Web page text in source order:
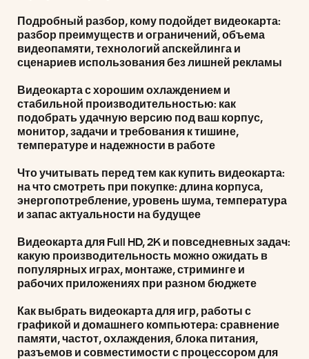
Подробный разбор, кому подойдет видеокарта:
разбор преимуществ и ограничений, объема
видеопамяти, технологий апскейлинга и
сценариев использования без лишней рекламы
Видеокарта с хорошим охлаждением и
стабильной производительностью: как
подобрать удачную версию под ваш корпус,
монитор, задачи и требования к тишине,
температуре и надежности в работе
Что учитывать перед тем как купить видеокарта:
на что смотреть при покупке: длина корпуса,
энергопотребление, уровень шума, температура
и запас актуальности на будущее
Видеокарта для Full HD, 2K и повседневных задач:
какую производительность можно ожидать в
популярных играх, монтаже, стриминге и
рабочих приложениях при разном бюджете
Как выбрать видеокарта для игр, работы с
графикой и домашнего компьютера: сравнение
памяти, частот, охлаждения, блока питания,
разъемов и совместимости с процессором для